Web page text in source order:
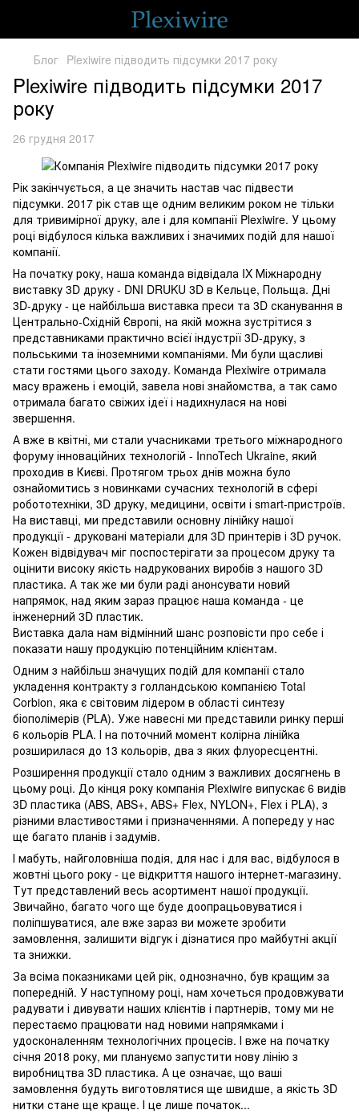
Блог Plexiwire підводить підсумки 2017 року
Plexiwire підводить підсумки 2017
року
26 грудня 2017
Рік закінчується, а це значить настав час підвести
підсумки. 2017 рік став ще одним великим роком не тільки
для тривимірної друку, але і для компанії Plexiwire. У цьому
році відбулося кілька важливих і значимих подій для нашої
компанії.
На початку року, наша команда відвідала IX Міжнародну
виставку 3D друку - DNI DRUKU 3D в Кельце, Польща. Дні
3D-друку - це найбільша виставка преси та 3D сканування в
Центрально-Східній Європі, на якій можна зустрітися з
представниками практично всієї індустрії 3D-друку, з
польськими та іноземними компаніями. Ми були щасливі
стати гостями цього заходу. Команда Plexiwire отримала
масу вражень і емоцій, завела нові знайомства, а так само
отримала багато свіжих ідеї і надихнулася на нові
звершення.
А вже в квітні, ми стали учасниками третього міжнародного
форуму інноваційних технологій - InnoTech Ukraine, який
проходив в Києві. Протягом трьох днів можна було
ознайомитись з новинками сучасних технологій в сфері
робототехніки, 3D друку, медицини, освіти і smart-пристроїв.
На виставці, ми представили основну лінійку нашої
продукції - друковані матеріали для 3D принтерів і 3D ручок.
Кожен відвідувач міг поспостерігати за процесом друку та
оцінити високу якість надрукованих виробів з нашого 3D
пластика. А так же ми були раді анонсувати новий
напрямок, над яким зараз працює наша команда - це
інженерний 3D пластик.
Виставка дала нам відмінний шанс розповісти про себе і
показати нашу продукцію потенційним клієнтам.
Одним з найбільш значущих подій для компанії стало
укладення контракту з голландською компанією Total
Corbion, яка є світовим лідером в області синтезу
біополімерів (PLA). Уже навесні ми представили ринку перші
6 кольорів PLA. І на поточний момент колірна лінійка
розширилася до 13 кольорів, два з яких флуоресцентні.
Розширення продукції стало одним з важливих досягнень в
цьому році. До кінця року компанія Plexiwire випускає 6 видів
3D пластика (ABS, ABS+, ABS+ Flex, NYLON+, Flex і PLA), з
різними властивостями і призначеннями. А попереду у нас
ще багато планів і задумів.
І мабуть, найголовніша подія, для нас і для вас, відбулося в
жовтні цього року - це відкриття нашого інтернет-магазину.
Тут представлений весь асортимент нашої продукції.
Звичайно, багато чого ще буде доопрацьовуватися і
поліпшуватися, але вже зараз ви можете зробити
замовлення, залишити відгук і дізнатися про майбутні акції
та знижки.
За всіма показниками цей рік, однозначно, був кращим за
попередній. У наступному році, нам хочеться продовжувати
радувати і дивувати наших клієнтів і партнерів, тому ми не
перестаємо працювати над новими напрямками і
удосконаленням технологічних процесів. І вже на початку
січня 2018 року, ми плануємо запустити нову лінію з
виробництва 3D пластика. А це означає, що ваші
замовлення будуть виготовлятися ще швидше, а якість 3D
нитки стане ще краще. І це лише початок...